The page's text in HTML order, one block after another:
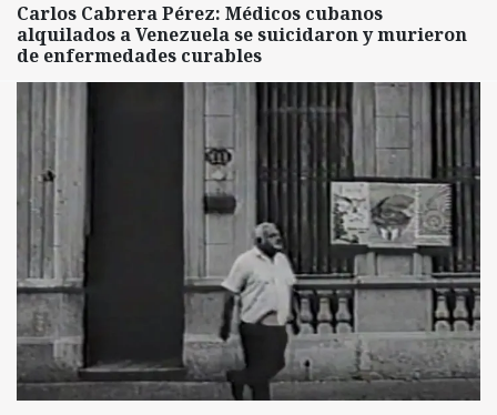
Carlos Cabrera Pérez: Médicos cubanos
alquilados a Venezuela se suicidaron y murieron
de enfermedades curables